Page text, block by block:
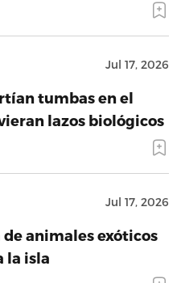
Jul 17, 2026
tumbas en el
lazos biológicos
Jul 17, 2026
animales exóticos
la isla